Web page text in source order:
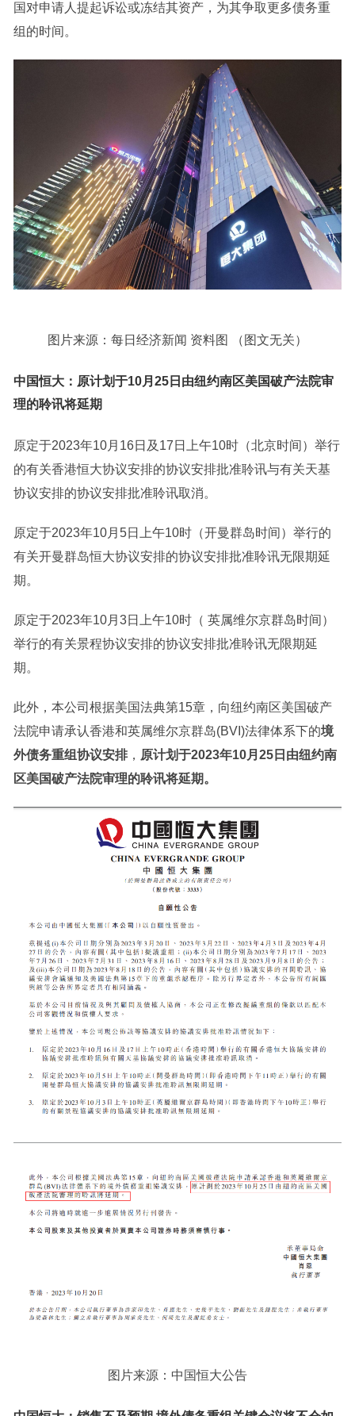
国对申请人提起诉讼或冻结其资产，为其争取更多债务重
组的时间。
图片来源： 每日经济新闻 资料图 （图文无关）
中国恒大：原计划于10月25日由纽约南区美国破产法院审
理的聆讯将延期
原定于2023年10月16日及17日上午10时（北京时间）举行
的有关香港恒大协议安排的协议安排批准聆讯与有关天基
协议安排的协议安排批准聆讯取消。
原定于2023年10月5日上午10时（开曼群岛时间）举行的
有关开曼群岛恒大协议安排的协议安排批准聆讯无限期延
期。
原定于2023年10月3日上午10时（ 英属维尔京群岛时间）
举行的有关景程协议安排的协议安排批准聆讯无限期延
期。
此外，本公司根据美国法典第15章，向纽约南区美国破产
法院申请承认香港和英属维尔京群岛(BVI)法律体系下的境
外债务重组协议安排， 原计划于2023年10月25日由纽约南
区美国破产法院审理的聆讯将延期。
图片来源：中国恒大公告